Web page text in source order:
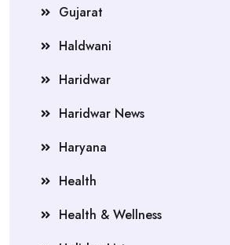
Gujarat
Haldwani
Haridwar
Haridwar News
Haryana
Health
Health & Wellness